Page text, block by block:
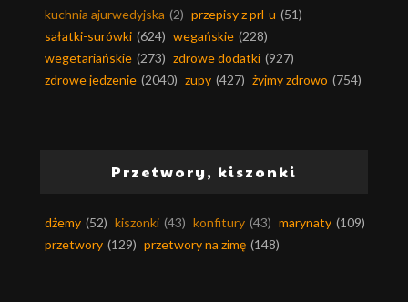
kuchnia ajurwedyjska (2) przepisy z prl-u (51)
sałatki-surówki (624) wegańskie (228)
wegetariańskie (273) zdrowe dodatki (927)
zdrowe jedzenie (2040) zupy (427) żyjmy zdrowo (754)
Przetwory, kiszonki
dżemy (52) kiszonki (43) konfitury (43) marynaty (109)
przetwory (129) przetwory na zimę (148)